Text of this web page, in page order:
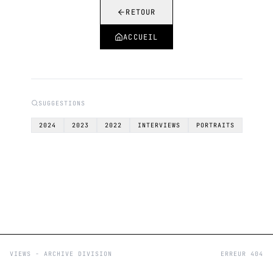
RETOUR
ACCUEIL
SUGGESTIONS
2024 2023 2022 INTERVIEWS PORTRAITS
VIEWS - ARCHIVE DIVISION ERREUR 404